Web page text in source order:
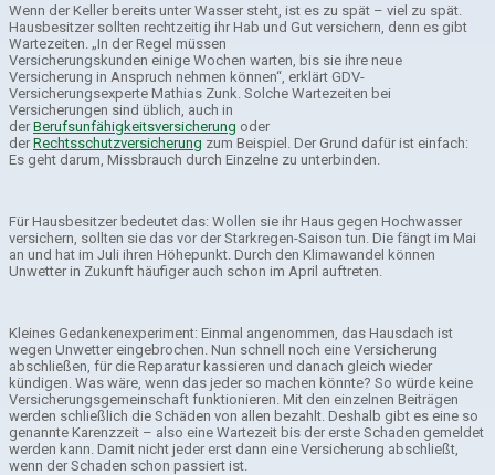
Wenn der Keller bereits unter Wasser steht, ist es zu spät – viel zu spät.
Hausbesitzer sollten rechtzeitig ihr Hab und Gut versichern, denn es gibt
Wartezeiten. „In der Regel müssen
Versicherungskunden einige Wochen warten, bis sie ihre neue
Versicherung in Anspruch nehmen können“, erklärt GDV-
Versicherungsexperte Mathias Zunk. Solche Wartezeiten bei
Versicherungen sind üblich, auch in
der Berufsunfähigkeitsversicherung oder
der Rechtsschutzversicherung zum Beispiel. Der Grund dafür ist einfach:
Es geht darum, Missbrauch durch Einzelne zu unterbinden.
Für Hausbesitzer bedeutet das: Wollen sie ihr Haus gegen Hochwasser
versichern, sollten sie das vor der Starkregen-Saison tun. Die fängt im Mai
an und hat im Juli ihren Höhepunkt. Durch den Klimawandel können
Unwetter in Zukunft häufiger auch schon im April auftreten.
Kleines Gedankenexperiment: Einmal angenommen, das Hausdach ist
wegen Unwetter eingebrochen. Nun schnell noch eine Versicherung
abschließen, für die Reparatur kassieren und danach gleich wieder
kündigen. Was wäre, wenn das jeder so machen könnte? So würde keine
Versicherungsgemeinschaft funktionieren. Mit den einzelnen Beiträgen
werden schließlich die Schäden von allen bezahlt. Deshalb gibt es eine so
genannte Karenzzeit – also eine Wartezeit bis der erste Schaden gemeldet
werden kann. Damit nicht jeder erst dann eine Versicherung abschließt,
wenn der Schaden schon passiert ist.